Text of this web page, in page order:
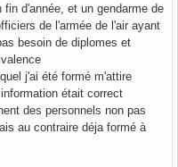
d'année, et un gendarme de
de l'armée de l'air ayant
besoin de diplomes et
j'ai été formé m'attire
était correct
des personnels non pas
au contraire déja formé à